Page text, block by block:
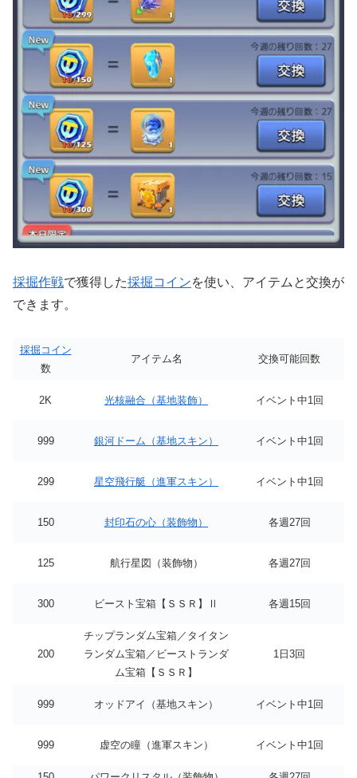
採掘作戦で獲得した採掘コインを使い、アイテムと交換が
できます。
採掘コイン
数
アイテム名 交換可能回数
2K 光核融合（基地装飾） イベント中1回
999 銀河ドーム（基地スキン） イベント中1回
299 星空飛行艇（進軍スキン） イベント中1回
150 封印石の心（装飾物） 各週27回
125 航行星図（装飾物） 各週27回
300 ビースト宝箱【ＳＳＲ】Ⅱ 各週15回
200
チップランダム宝箱／タイタン
ランダム宝箱／ビーストランダ
ム宝箱【ＳＳＲ】
1日3回
999 オッドアイ（基地スキン） イベント中1回
999 虚空の瞳（進軍スキン） イベント中1回